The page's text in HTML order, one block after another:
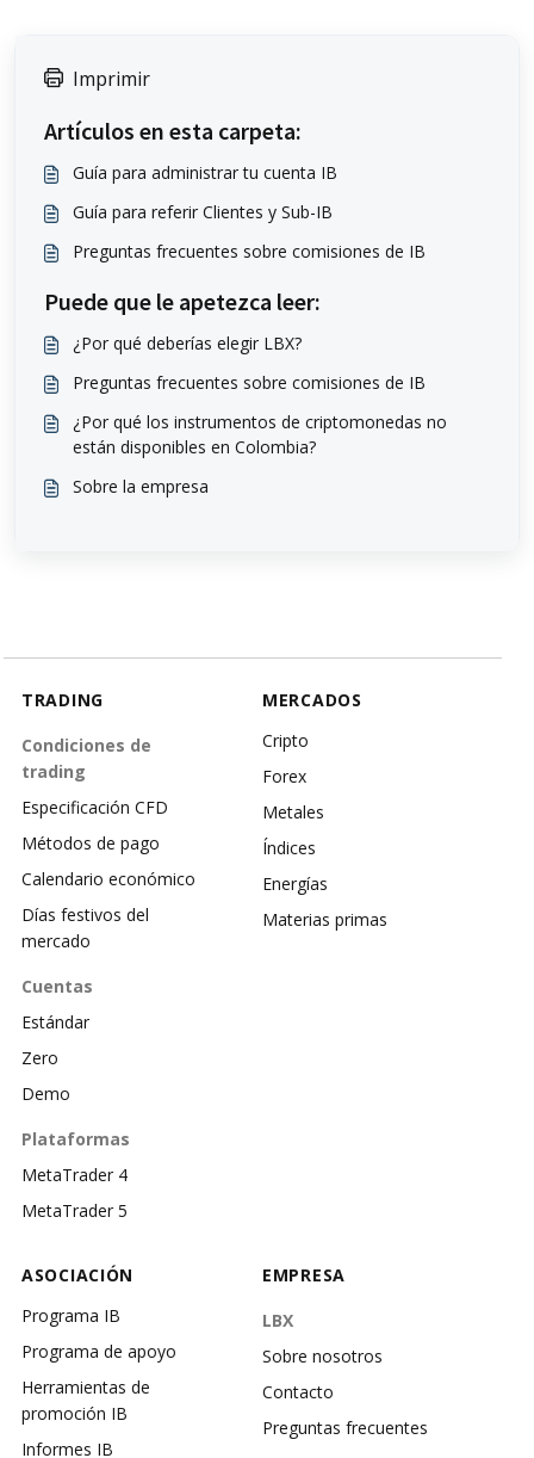
Imprimir
Artículos en esta carpeta:
Guía para administrar tu cuenta IB
Guía para referir Clientes y Sub-IB
Preguntas frecuentes sobre comisiones de IB
Puede que le apetezca leer:
¿Por qué deberías elegir LBX?
Preguntas frecuentes sobre comisiones de IB
¿Por qué los instrumentos de criptomonedas no
están disponibles en Colombia?
Sobre la empresa
TRADING
Condiciones de
trading
Especificación CFD
Métodos de pago
Calendario económico
Días festivos del
mercado
Cuentas
Estándar
Zero
Demo
Plataformas
MetaTrader 4
MetaTrader 5
MERCADOS
Cripto
Forex
Metales
Índices
Energías
Materias primas
ASOCIACIÓN
Programa IB
Programa de apoyo
Herramientas de
promoción IB
Informes IB
EMPRESA
LBX
Sobre nosotros
Contacto
Preguntas frecuentes